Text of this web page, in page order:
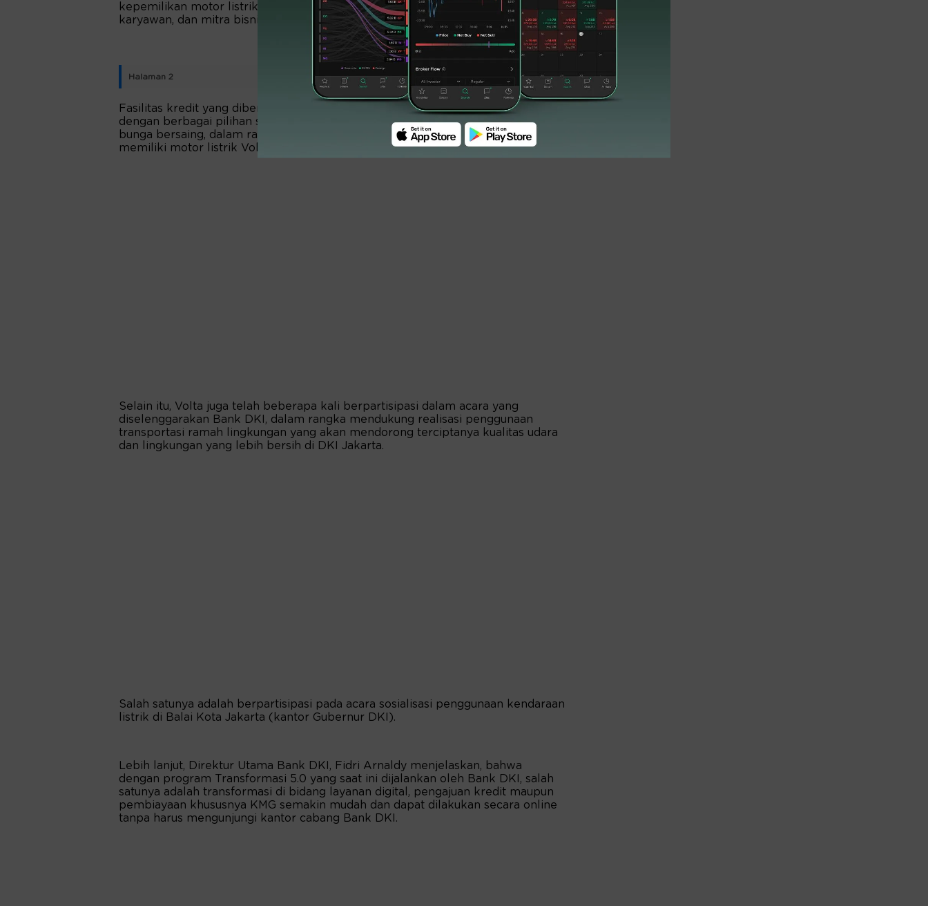
kepemilikan motor listrik bagi masyarakat luas, khususnya bagi para nasabah,
karyawan, dan mitra bisnis Bank DKI serta Pemerintah Provinsi DKI Jakarta.
Halaman 2
Fasilitas kredit yang diberikan Bank DKI adalah melalui produk Kredit Multi Guna
dengan berbagai pilihan skema tenor, proses yang cepat dan mudah, serta
bunga bersaing, dalam rangka memberikan kemudahan dan aksesbilitas untuk
memiliki motor listrik Volta.
Selain itu, Volta juga telah beberapa kali berpartisipasi dalam acara yang
diselenggarakan Bank DKI, dalam rangka mendukung realisasi penggunaan
transportasi ramah lingkungan yang akan mendorong terciptanya kualitas udara
dan lingkungan yang lebih bersih di DKI Jakarta.
Salah satunya adalah berpartisipasi pada acara sosialisasi penggunaan kendaraan
listrik di Balai Kota Jakarta (kantor Gubernur DKI).
Lebih lanjut, Direktur Utama Bank DKI, Fidri Arnaldy menjelaskan, bahwa
dengan program Transformasi 5.0 yang saat ini dijalankan oleh Bank DKI, salah
satunya adalah transformasi di bidang layanan digital, pengajuan kredit maupun
pembiayaan khususnya KMG semakin mudah dan dapat dilakukan secara online
tanpa harus mengunjungi kantor cabang Bank DKI.